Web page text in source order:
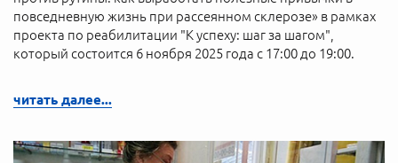
повседневную жизнь при рассеянном склерозе» в рамках
проекта по реабилитации "К успеху: шаг за шагом",
который состоится 6 ноября 2025 года с 17:00 до 19:00.
читать далее...